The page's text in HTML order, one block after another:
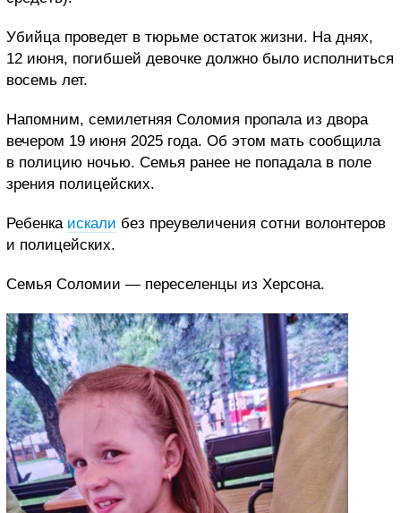
Убийца проведет в тюрьме остаток жизни. На днях,
12 июня, погибшей девочке должно было исполниться
восемь лет.
Напомним, семилетняя Соломия пропала из двора
вечером 19 июня 2025 года. Об этом мать сообщила
в полицию ночью. Семья ранее не попадала в поле
зрения полицейских.
Ребенка искали без преувеличения сотни волонтеров
и полицейских.
Семья Соломии — переселенцы из Херсона.